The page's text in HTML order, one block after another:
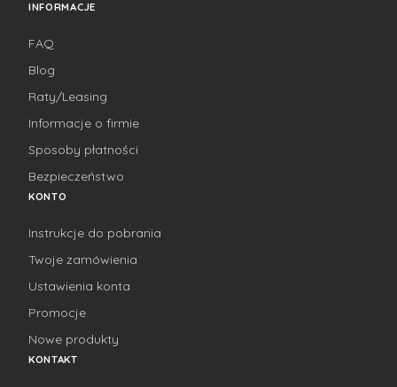
INFORMACJE
FAQ
Blog
Raty/Leasing
Informacje o firmie
Sposoby płatności
Bezpieczeństwo
KONTO
Instrukcje do pobrania
Twoje zamówienia
Ustawienia konta
Promocje
Nowe produkty
KONTAKT